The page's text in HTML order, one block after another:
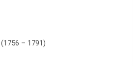
– 1791)